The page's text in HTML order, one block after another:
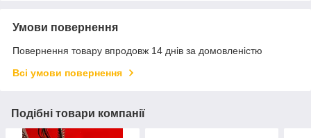
Умови повернення
Повернення товару впродовж 14 днів за домовленістю
Всі умови повернення
Подібні товари компанії